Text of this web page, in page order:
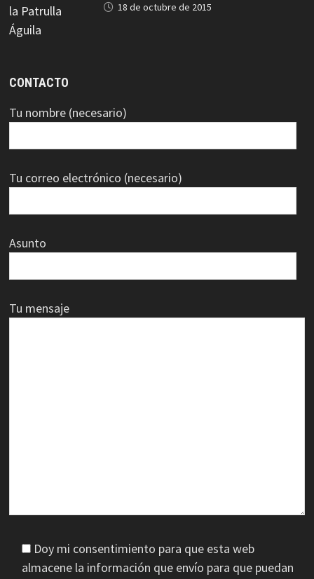
18 de octubre de 2015
CONTACTO
Tu nombre (necesario)
Tu correo electrónico (necesario)
Asunto
Tu mensaje
Doy mi consentimiento para que esta web
almacene la información que envío para que puedan